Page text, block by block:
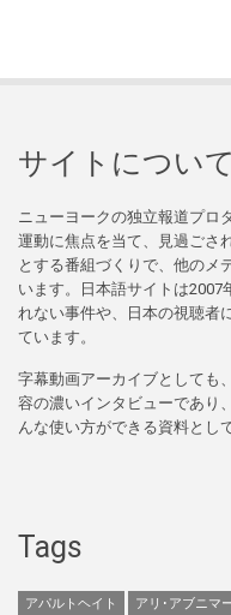
サイトについて
ニューヨークの独立報道プロ
運動に焦点を当て、見過ごさ
とする番組づくりで、他のメ
います。日本語サイトは2007
れない事件や、日本の視聴者
ています。
字幕動画アーカイブとしても
容の濃いインタビューであり
んな使い方ができる資料とし
Tags
アパルトヘイト アリ･アブニマ